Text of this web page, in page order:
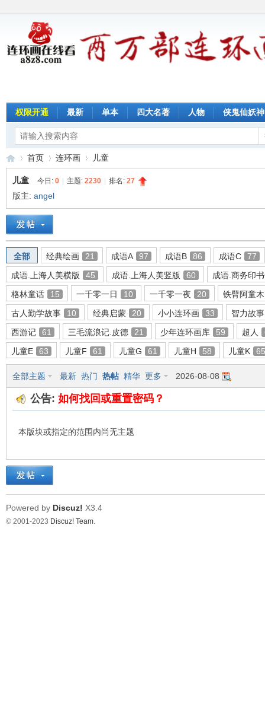
权限开通 最新 单本 四大名著 人物 侠鬼仙妖神
连
环
»
首页
›
连环画
›
儿童
儿童 今日: 0 主题: 2230 排名: 27
版主: angel
全部 经典绘画 21 成语A 97 成语B 86 成语C
77
成语.上海人美横版
45 成语.上海人美竖版 60
成语.商务印
格林童话
15 一千零一日 10 一千零一夜 20
铁臂阿童木
古人勤学故事
10 经典启蒙 20 小小连环画 33
智力故事
西游记
61 三毛流浪记.皮德 21 少年连环画库 59 超人
儿童E
63 儿童F 61 儿童G 61 儿童H 58 儿童K 65
全部主题 最新 热门 热帖 精华 更多 2026-08-08
公告: 如何找回或重置密码？
本版块或指定的范围内尚无主题
Powered by Discuz! X3.4
© 2001-2023 Discuz! Team.